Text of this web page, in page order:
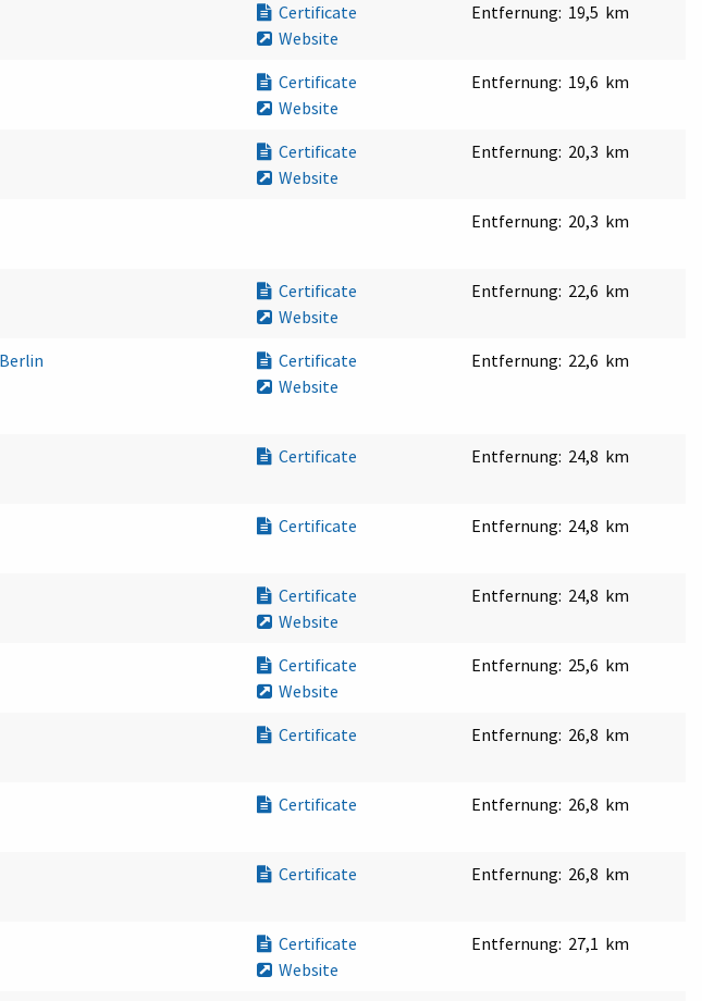
Certificate
Website
Entfernung: 19,5 km
Certificate
Website
Entfernung: 19,6 km
Certificate
Website
Entfernung: 20,3 km
Entfernung: 20,3 km
Certificate
Website
Entfernung: 22,6 km
Certificate
Website
Entfernung: 22,6 km
Certificate Entfernung: 24,8 km
Certificate Entfernung: 24,8 km
Certificate
Website
Entfernung: 24,8 km
Certificate
Website
Entfernung: 25,6 km
Certificate Entfernung: 26,8 km
Certificate Entfernung: 26,8 km
Certificate Entfernung: 26,8 km
Certificate
Website
Entfernung: 27,1 km